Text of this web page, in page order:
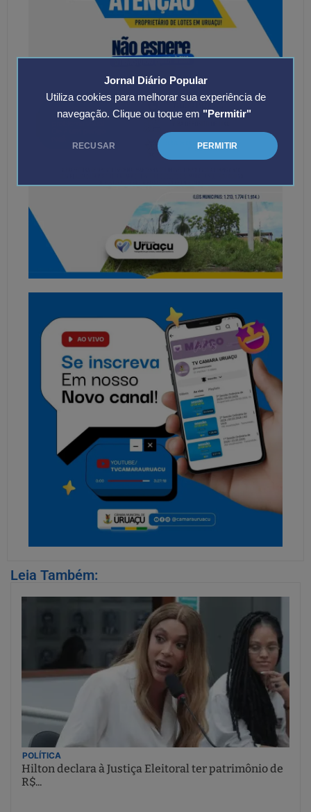
Jornal Diário Popular
Utiliza cookies para melhorar sua experiência de
navegação. Clique ou toque em "Permitir"
RECUSAR PERMITIR
Leia Também:
POLÍTICA
Hilton declara à Justiça Eleitoral ter patrimônio de
R$...